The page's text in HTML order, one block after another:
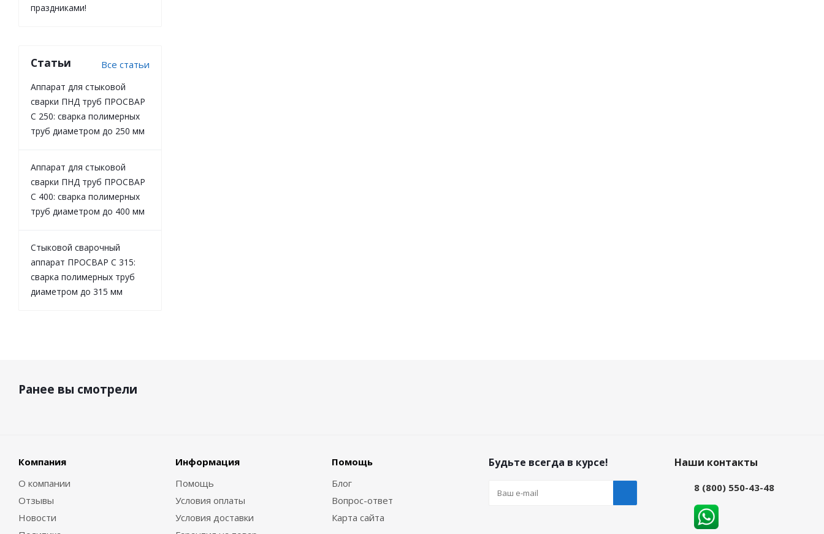
праздниками!
Статьи Все статьи
Аппарат для стыковой
сварки ПНД труб ПРОСВАР
С 250: сварка полимерных
труб диаметром до 250 мм
Аппарат для стыковой
сварки ПНД труб ПРОСВАР
С 400: сварка полимерных
труб диаметром до 400 мм
Стыковой сварочный
аппарат ПРОСВАР С 315:
сварка полимерных труб
диаметром до 315 мм
Ранее вы смотрели
Компания
О компании
Отзывы
Новости
Информация
Помощь
Условия оплаты
Условия доставки
Помощь
Блог
Вопрос-ответ
Карта сайта
Будьте всегда в курсе! Наши контакты
8 (800) 550-43-48